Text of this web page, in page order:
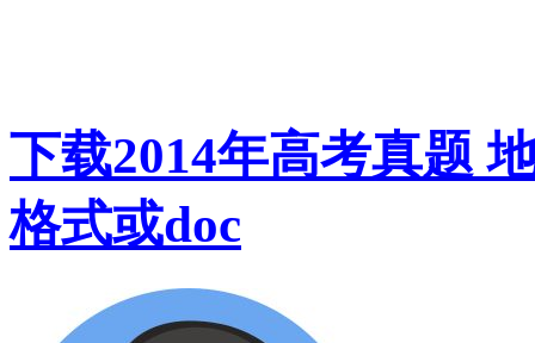
下载2014年高考真题
格式或doc